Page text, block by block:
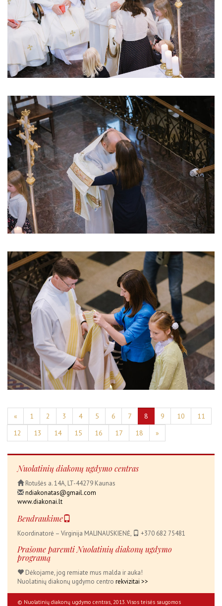
« 1 2 3 4 5 6 7 8 9 10
11
12
13 14 15 16 17 18 »
Nuolatinių diakonų ugdymo centras
Rotušės a. 14A, LT-44279 Kaunas
ndiakonatas@gmail.com
www.diakonai.lt
Bendraukime
Koordinatorė – Virginija MALINAUSKIENĖ, +370 682 75481
Prašome paremti Nuolatinių diakonų ugdymo
programą
Dėkojame, jog remiate mus malda ir auka!
Nuolatinių diakonų ugdymo centro rekvizitai >>
© Nuolatinių diakonų ugdymo centras, 2013. Visos teisės saugomos